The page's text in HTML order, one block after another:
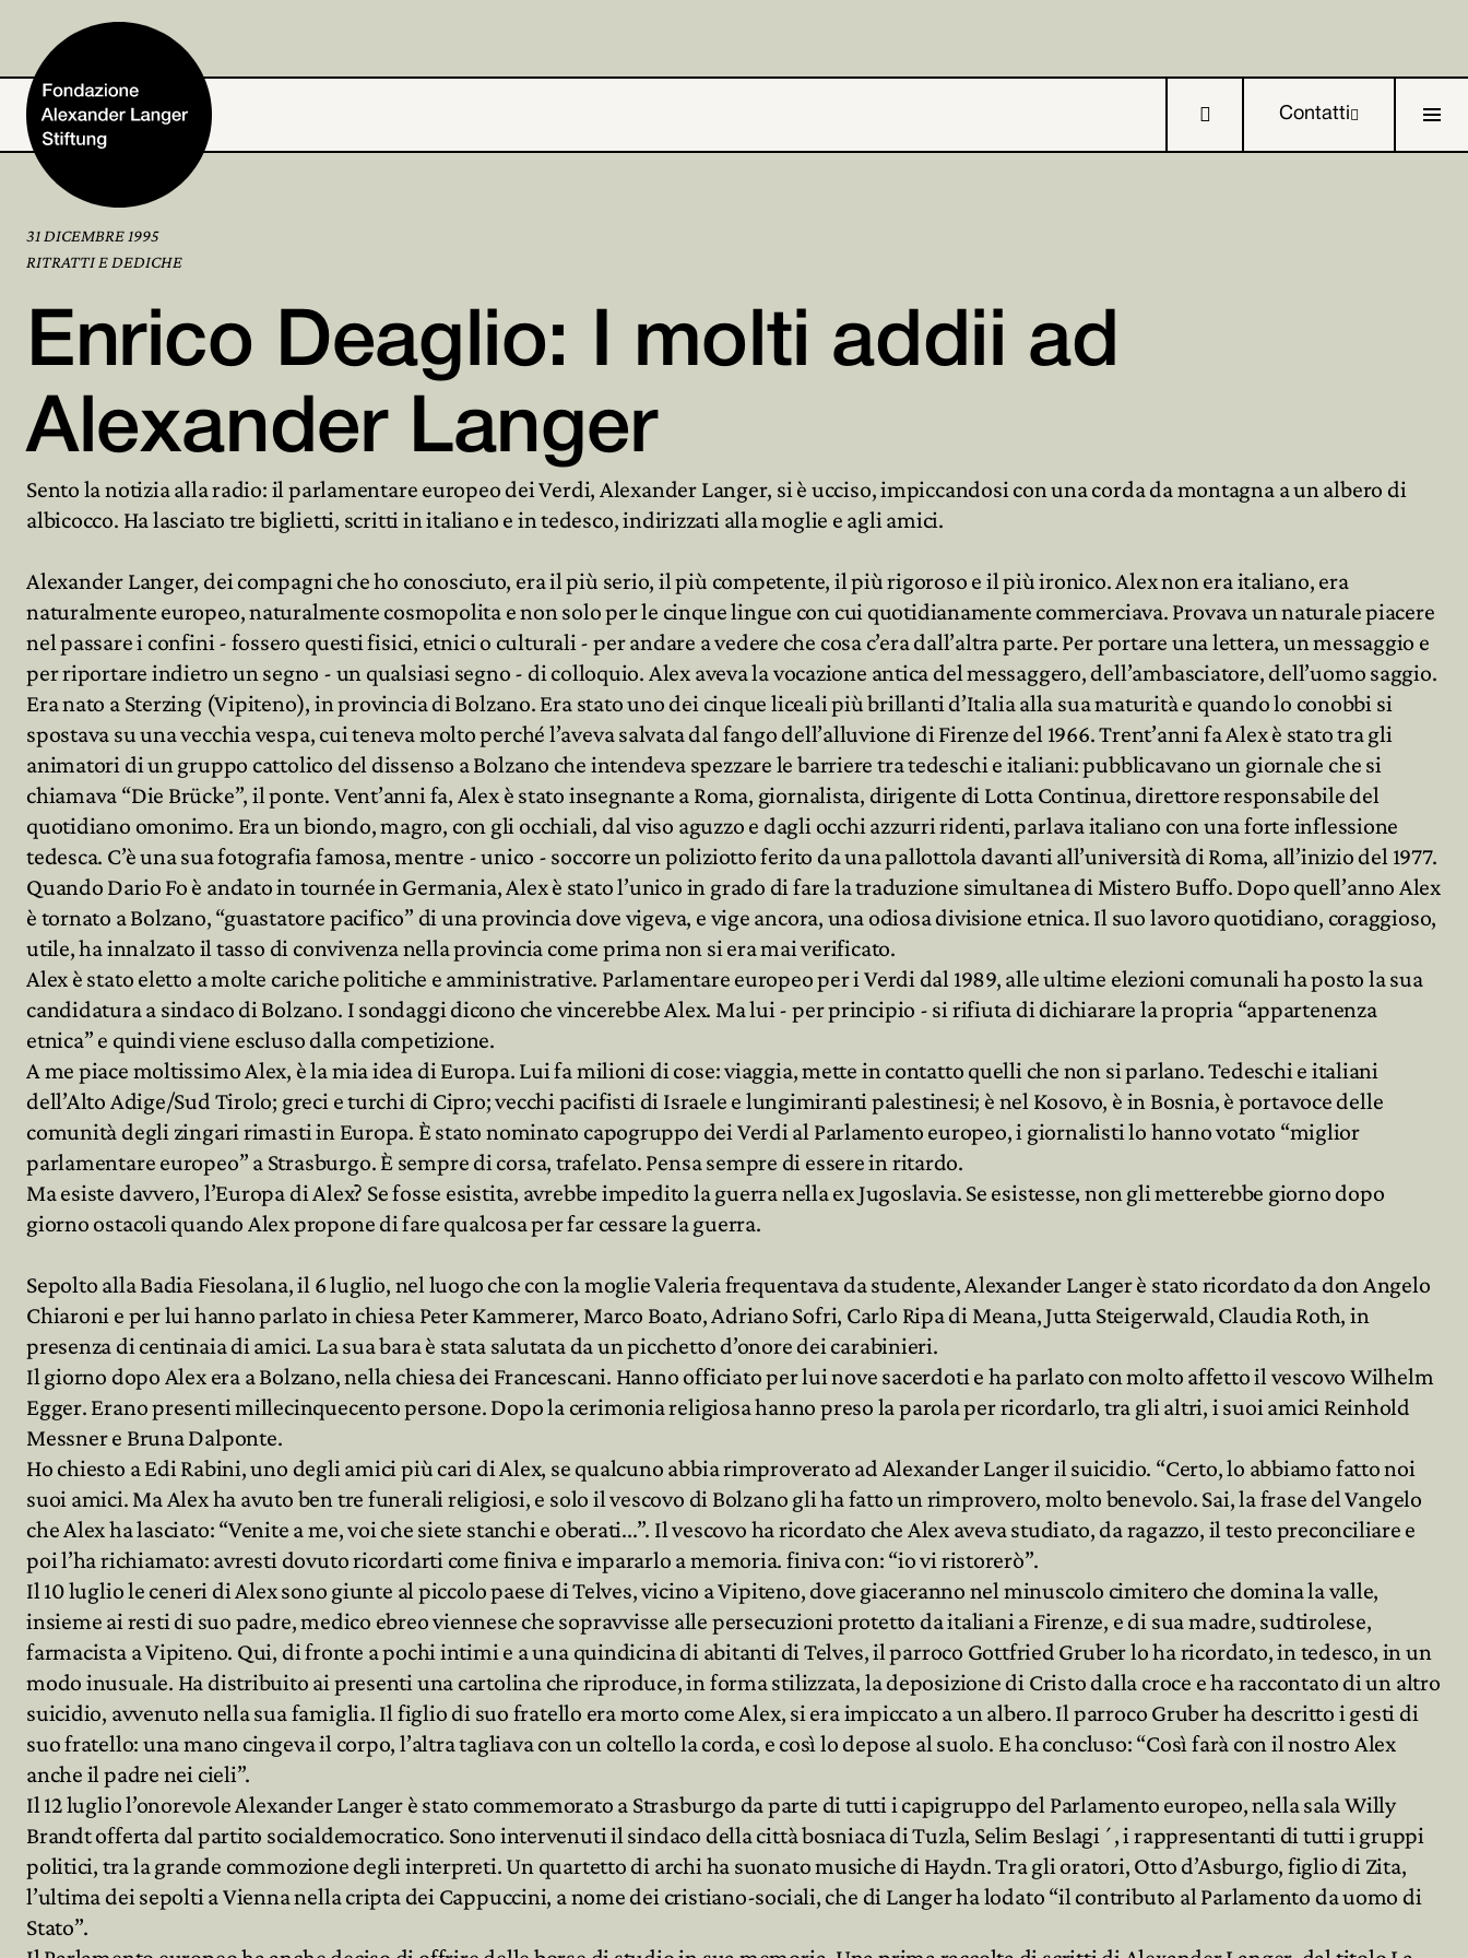
Home
Fondazione
Attività e progetti
Alexander Langer
Partecipa
 Contatti
31 DICEMBRE 1995
RITRATTI E DEDICHE
Enrico Deaglio: I molti addii ad
Alexander Langer
Sento la notizia alla radio: il parlamentare europeo dei Verdi, Alexander Langer, si è ucciso, impiccandosi con una corda da montagna a un albero di
albicocco. Ha lasciato tre biglietti, scritti in italiano e in tedesco, indirizzati alla moglie e agli amici.
Alexander Langer, dei compagni che ho conosciuto, era il più serio, il più competente, il più rigoroso e il più ironico. Alex non era italiano, era
naturalmente europeo, naturalmente cosmopolita e non solo per le cinque lingue con cui quotidianamente commerciava. Provava un naturale piacere
nel passare i confini - fossero questi fisici, etnici o culturali - per andare a vedere che cosa c’era dall’altra parte. Per portare una lettera, un messaggio e
per riportare indietro un segno - un qualsiasi segno - di colloquio. Alex aveva la vocazione antica del messaggero, dell’ambasciatore, dell’uomo saggio.
Era nato a Sterzing (Vipiteno), in provincia di Bolzano. Era stato uno dei cinque liceali più brillanti d’Italia alla sua maturità e quando lo conobbi si
spostava su una vecchia vespa, cui teneva molto perché l’aveva salvata dal fango dell’alluvione di Firenze del 1966. Trent’anni fa Alex è stato tra gli
animatori di un gruppo cattolico del dissenso a Bolzano che intendeva spezzare le barriere tra tedeschi e italiani: pubblicavano un giornale che si
chiamava “Die Brücke”, il ponte. Vent’anni fa, Alex è stato insegnante a Roma, giornalista, dirigente di Lotta Continua, direttore responsabile del
quotidiano omonimo. Era un biondo, magro, con gli occhiali, dal viso aguzzo e dagli occhi azzurri ridenti, parlava italiano con una forte inflessione
tedesca. C’è una sua fotografia famosa, mentre - unico - soccorre un poliziotto ferito da una pallottola davanti all’università di Roma, all’inizio del 1977.
Quando Dario Fo è andato in tournée in Germania, Alex è stato l’unico in grado di fare la traduzione simultanea di Mistero Buffo. Dopo quell’anno Alex
è tornato a Bolzano, “guastatore pacifico” di una provincia dove vigeva, e vige ancora, una odiosa divisione etnica. Il suo lavoro quotidiano, coraggioso,
utile, ha innalzato il tasso di convivenza nella provincia come prima non si era mai verificato.
Alex è stato eletto a molte cariche politiche e amministrative. Parlamentare europeo per i Verdi dal 1989, alle ultime elezioni comunali ha posto la sua
candidatura a sindaco di Bolzano. I sondaggi dicono che vincerebbe Alex. Ma lui - per principio - si rifiuta di dichiarare la propria “appartenenza
etnica” e quindi viene escluso dalla competizione.
A me piace moltissimo Alex, è la mia idea di Europa. Lui fa milioni di cose: viaggia, mette in contatto quelli che non si parlano. Tedeschi e italiani
dell’Alto Adige/Sud Tirolo; greci e turchi di Cipro; vecchi pacifisti di Israele e lungimiranti palestinesi; è nel Kosovo, è in Bosnia, è portavoce delle
comunità degli zingari rimasti in Europa. È stato nominato capogruppo dei Verdi al Parlamento europeo, i giornalisti lo hanno votato “miglior
parlamentare europeo” a Strasburgo. È sempre di corsa, trafelato. Pensa sempre di essere in ritardo.
Ma esiste davvero, l’Europa di Alex? Se fosse esistita, avrebbe impedito la guerra nella ex Jugoslavia. Se esistesse, non gli metterebbe giorno dopo
giorno ostacoli quando Alex propone di fare qualcosa per far cessare la guerra.
Sepolto alla Badia Fiesolana, il 6 luglio, nel luogo che con la moglie Valeria frequentava da studente, Alexander Langer è stato ricordato da don Angelo
Chiaroni e per lui hanno parlato in chiesa Peter Kammerer, Marco Boato, Adriano Sofri, Carlo Ripa di Meana, Jutta Steigerwald, Claudia Roth, in
presenza di centinaia di amici. La sua bara è stata salutata da un picchetto d’onore dei carabinieri.
Il giorno dopo Alex era a Bolzano, nella chiesa dei Francescani. Hanno officiato per lui nove sacerdoti e ha parlato con molto affetto il vescovo Wilhelm
Egger. Erano presenti millecinquecento persone. Dopo la cerimonia religiosa hanno preso la parola per ricordarlo, tra gli altri, i suoi amici Reinhold
Messner e Bruna Dalponte.
Ho chiesto a Edi Rabini, uno degli amici più cari di Alex, se qualcuno abbia rimproverato ad Alexander Langer il suicidio. “Certo, lo abbiamo fatto noi
suoi amici. Ma Alex ha avuto ben tre funerali religiosi, e solo il vescovo di Bolzano gli ha fatto un rimprovero, molto benevolo. Sai, la frase del Vangelo
che Alex ha lasciato: “Venite a me, voi che siete stanchi e oberati...”. Il vescovo ha ricordato che Alex aveva studiato, da ragazzo, il testo preconciliare e
poi l’ha richiamato: avresti dovuto ricordarti come finiva e impararlo a memoria. finiva con: “io vi ristorerò”.
Il 10 luglio le ceneri di Alex sono giunte al piccolo paese di Telves, vicino a Vipiteno, dove giaceranno nel minuscolo cimitero che domina la valle,
insieme ai resti di suo padre, medico ebreo viennese che sopravvisse alle persecuzioni protetto da italiani a Firenze, e di sua madre, sudtirolese,
farmacista a Vipiteno. Qui, di fronte a pochi intimi e a una quindicina di abitanti di Telves, il parroco Gottfried Gruber lo ha ricordato, in tedesco, in un
modo inusuale. Ha distribuito ai presenti una cartolina che riproduce, in forma stilizzata, la deposizione di Cristo dalla croce e ha raccontato di un altro
suicidio, avvenuto nella sua famiglia. Il figlio di suo fratello era morto come Alex, si era impiccato a un albero. Il parroco Gruber ha descritto i gesti di
suo fratello: una mano cingeva il corpo, l’altra tagliava con un coltello la corda, e così lo depose al suolo. E ha concluso: “Così farà con il nostro Alex
anche il padre nei cieli”.
Il 12 luglio l’onorevole Alexander Langer è stato commemorato a Strasburgo da parte di tutti i capigruppo del Parlamento europeo, nella sala Willy
Brandt offerta dal partito socialdemocratico. Sono intervenuti il sindaco della città bosniaca di Tuzla, Selim Beslagi´, i rappresentanti di tutti i gruppi
politici, tra la grande commozione degli interpreti. Un quartetto di archi ha suonato musiche di Haydn. Tra gli oratori, Otto d’Asburgo, figlio di Zita,
l’ultima dei sepolti a Vienna nella cripta dei Cappuccini, a nome dei cristiano-sociali, che di Langer ha lodato “il contributo al Parlamento da uomo di
Stato”.